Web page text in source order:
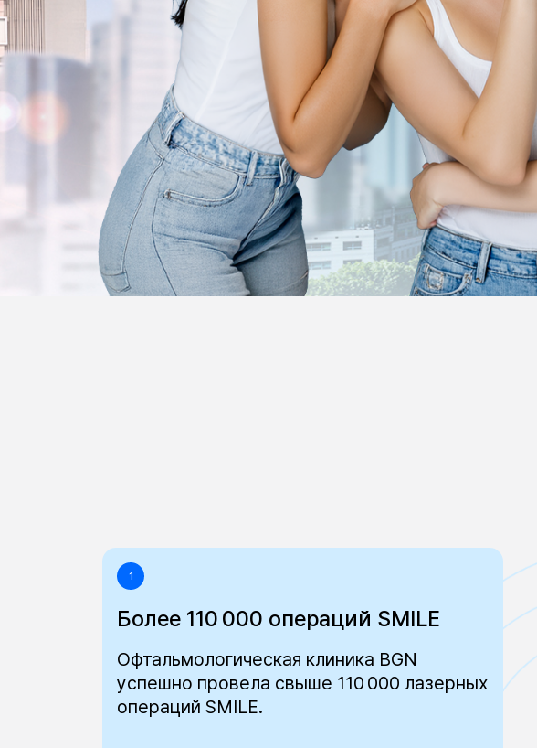
1
Более 110 000 операций SMILE
Офтальмологическая клиника BGN
успешно провела свыше 110 000 лазерных
операций SMILE.